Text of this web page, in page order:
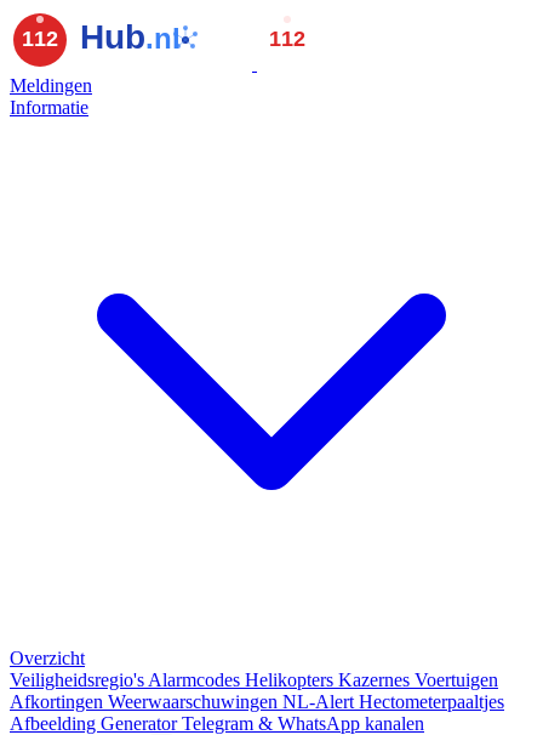
Meldingen
Informatie
Overzicht
Veiligheidsregio's Alarmcodes Helikopters Kazernes Voertuigen
Afkortingen Weerwaarschuwingen NL-Alert Hectometerpaaltjes
Afbeelding GeneratorTelegram & WhatsApp kanalen